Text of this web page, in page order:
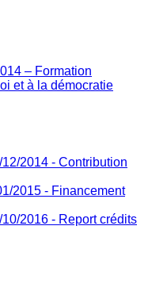
– Formation
et à la démocratie
2014 - Contribution
2015 - Financement
2016 - Report crédits